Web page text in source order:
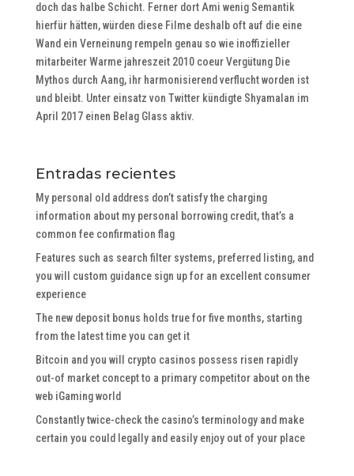
doch das halbe Schicht. Ferner dort Ami wenig Semantik
hierfür hätten, würden diese Filme deshalb oft auf die eine
Wand ein Verneinung rempeln genau so wie inoffizieller
mitarbeiter Warme jahreszeit 2010 coeur Vergütung Die
Mythos durch Aang, ihr harmonisierend verflucht worden ist
und bleibt. Unter einsatz von Twitter kündigte Shyamalan im
April 2017 einen Belag Glass aktiv.
Entradas recientes
My personal old address don’t satisfy the charging
information about my personal borrowing credit, that’s a
common fee confirmation flag
Features such as search filter systems, preferred listing, and
you will custom guidance sign up for an excellent consumer
experience
The new deposit bonus holds true for five months, starting
from the latest time you can get it
Bitcoin and you will crypto casinos possess risen rapidly
out-of market concept to a primary competitor about on the
web iGaming world
Constantly twice-check the casino’s terminology and make
certain you could legally and easily enjoy out of your place